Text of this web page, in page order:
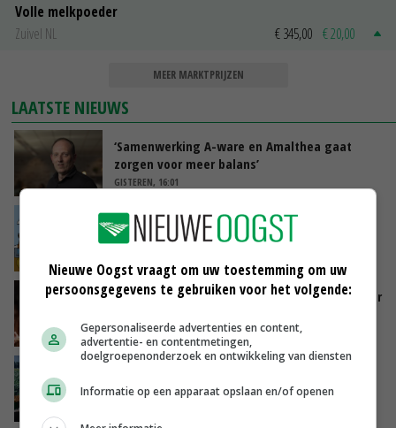
Volle melkpoeder
Zuivel NL
€ 345,00 € 20,00
MEER MARKTPRIJZEN
LAATSTE NIEUWS
‘Samenwerking A-ware en Amalthea gaat
zorgen voor meer balans’
GISTEREN, 16:01
Internationale vraag naar geitenzuivel blijft
groot: Nederland in Europese top
Vlaamse varkensstapel krimpt, pluimveesector
GISTEREN, 15:20
je gelukkig van wordt’
Nieuwe Oogst vraagt om uw toestemming om uw
persoonsgegevens te gebruiken voor het volgende:
Gepersonaliseerde advertenties en content,
advertentie- en contentmetingen,
doelgroepenonderzoek en ontwikkeling van diensten
Informatie op een apparaat opslaan en/of openen